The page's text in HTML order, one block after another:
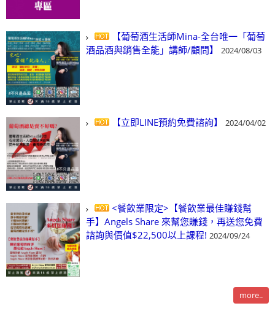
【葡萄酒生活師Mina-全台唯一「葡萄
酒品酒與銷售全能」講師/顧問】
2024/08/03
【立即LINE預約免費諮詢】 2024/04/02
<餐飲業限定>【餐飲業最佳賺錢幫
手】Angels Share 來幫您賺錢，再送您免費
諮詢與價值$22,500以上課程! 2024/09/24
more..